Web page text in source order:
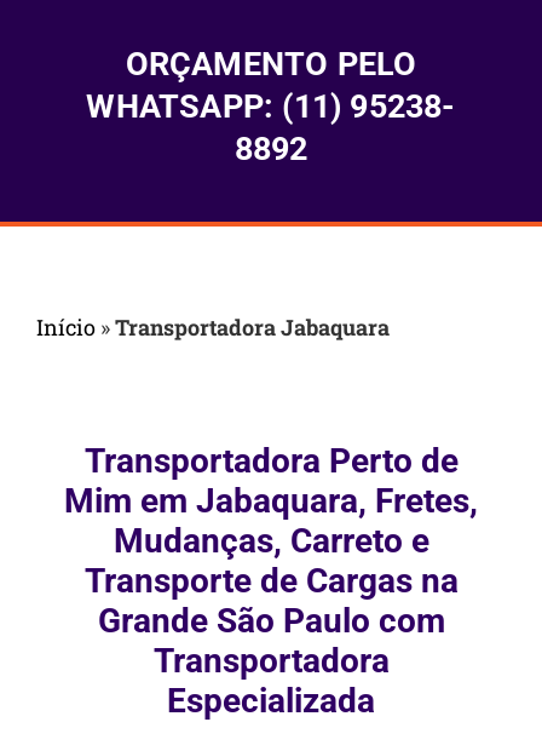
ORÇAMENTO PELO
WHATSAPP: (11) 95238-
8892
Início »Transportadora Jabaquara
Transportadora Perto de
Mim em Jabaquara, Fretes,
Mudanças, Carreto e
Transporte de Cargas na
Grande São Paulo com
Transportadora
Especializada